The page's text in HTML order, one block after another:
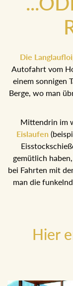
Die
Autofahrt vom
einem sonnigen
Mittendrin im
Eislaufen
gemütlich
bei Fahrten mit
Hier